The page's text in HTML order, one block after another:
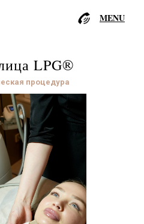
MENU
LPG®
процедура